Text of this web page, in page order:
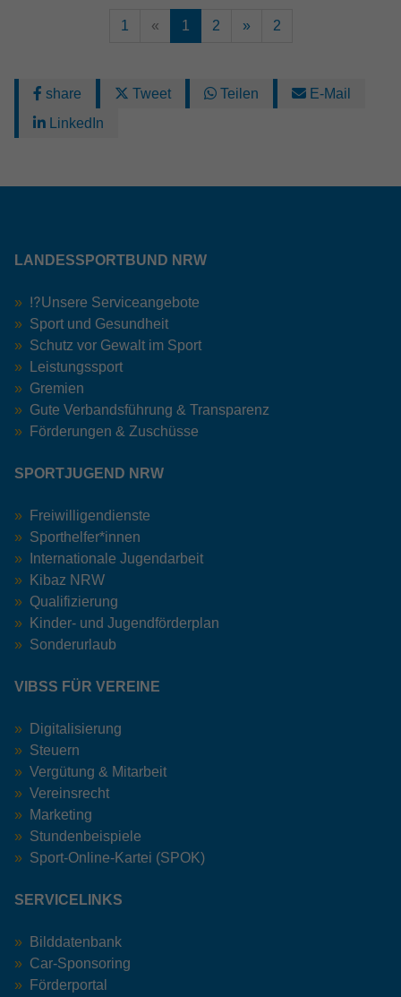
1 « 1 2 » 2
share Tweet Teilen
E-Mail
LinkedIn
LANDESSPORTBUND NRW
⁉️Unsere Serviceangebote
Sport und Gesundheit
Schutz vor Gewalt im Sport
Leistungssport
Gremien
Gute Verbandsführung & Transparenz
Förderungen & Zuschüsse
SPORTJUGEND NRW
Freiwilligendienste
Sporthelfer*innen
Internationale Jugendarbeit
Kibaz NRW
Qualifizierung
Kinder- und Jugendförderplan
Sonderurlaub
VIBSS FÜR VEREINE
Digitalisierung
Steuern
Vergütung & Mitarbeit
Vereinsrecht
Marketing
Stundenbeispiele
Sport-Online-Kartei (SPOK)
SERVICELINKS
Bilddatenbank
Car-Sponsoring
Förderportal